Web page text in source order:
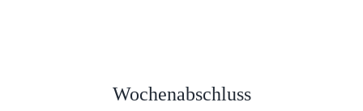
Wochenabschluss